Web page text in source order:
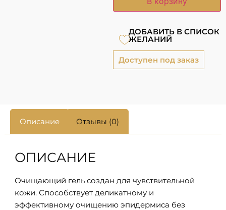
ДОБАВИТЬ В СПИСОК
ЖЕЛАНИЙ
Доступен под заказ
Описание Отзывы (0)
ОПИСАНИЕ
Очищающий гель создан для чувствительной
кожи. Способствует деликатному и
эффективному очищению эпидермиса без